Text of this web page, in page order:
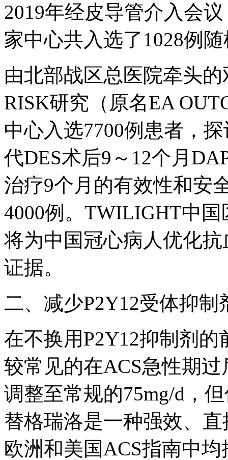
2019年经皮导管介入会
家中心共入选了1028例
由北部战区总医院牵头
RISK研究（原名EA
中心入选7700例患者，
代DES术后9～12个月
治疗9个月的有效性和安
4000例。TWILIGHT中
将为中国冠心病人优化
证据。
二、减少P2Y12受体抑制
在不换用P2Y12抑制剂
较常见的在ACS急性期
调整至常规的75mg/d，
替格瑞洛是一种强效、
欧洲和美国ACS指南中